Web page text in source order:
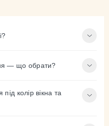
— що обрати?
колір вікна та